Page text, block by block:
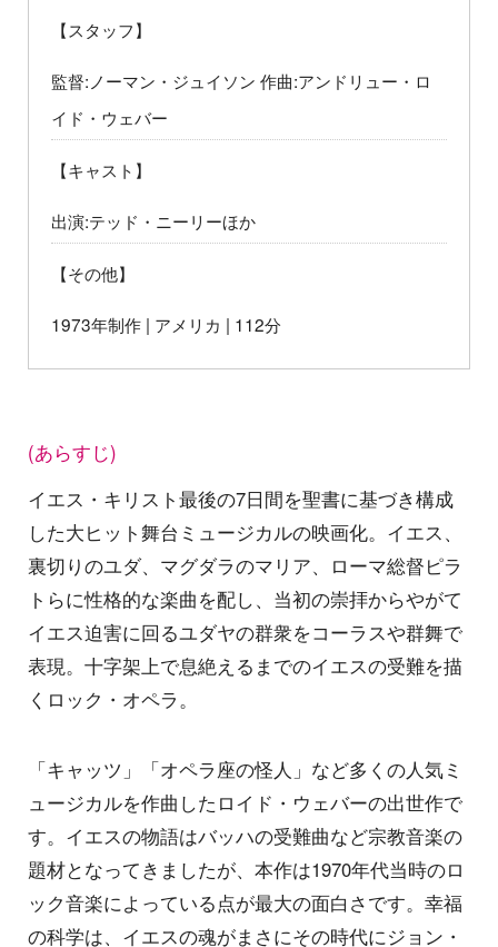
【スタッフ】
監督:ノーマン・ジュイソン 作曲:アンドリュー・ロ
イド・ウェバー
【キャスト】
出演:テッド・ニーリーほか
【その他】
1973年制作 | アメリカ | 112分
(あらすじ)
イエス・キリスト最後の7日間を聖書に基づき構成
した大ヒット舞台ミュージカルの映画化。イエス、
裏切りのユダ、マグダラのマリア、ローマ総督ピラ
トらに性格的な楽曲を配し、当初の崇拝からやがて
イエス迫害に回るユダヤの群衆をコーラスや群舞で
表現。十字架上で息絶えるまでのイエスの受難を描
くロック・オペラ。
「キャッツ」「オペラ座の怪人」など多くの人気ミ
ュージカルを作曲したロイド・ウェバーの出世作で
す。イエスの物語はバッハの受難曲など宗教音楽の
題材となってきましたが、本作は1970年代当時のロ
ック音楽によっている点が最大の面白さです。幸福
の科学は、イエスの魂がまさにその時代にジョン・